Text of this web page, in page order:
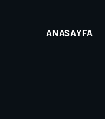
ANASAYFA